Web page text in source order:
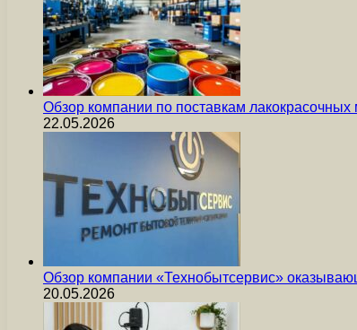
Обзор компании по поставкам
22.05.2026
Обзор компании «Технобытсервис»
20.05.2026